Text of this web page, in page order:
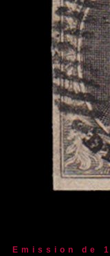
Emission de